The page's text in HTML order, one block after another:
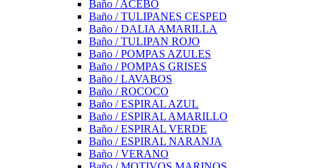
Baño / ACEBO
Baño / TULIPANES CESPED
Baño / DALIA AMARILLA
Baño / TULIPAN ROJO
Baño / POMPAS AZULES
Baño / POMPAS GRISES
Baño / LAVABOS
Baño / ROCOCO
Baño / ESPIRAL AZUL
Baño / ESPIRAL AMARILLO
Baño / ESPIRAL VERDE
Baño / ESPIRAL NARANJA
Baño / VERANO